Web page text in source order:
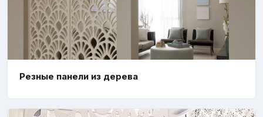
Резные панели из дерева